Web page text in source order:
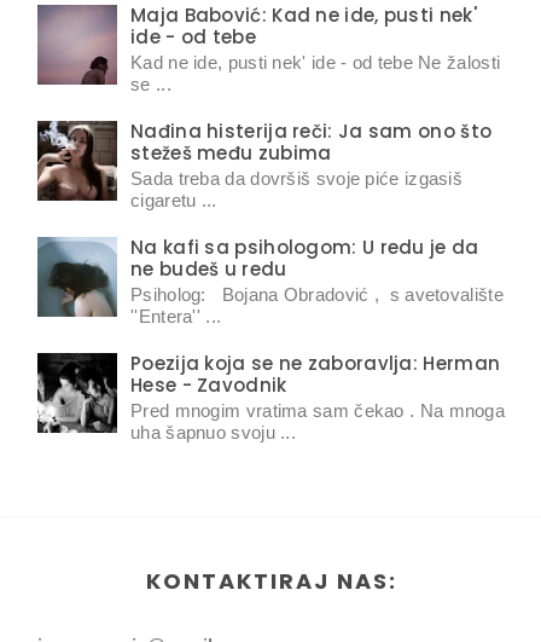
Maja Babović: Kad ne ide, pusti nek'
ide - od tebe
Kad ne ide, pusti nek' ide - od tebe Ne žalosti
se ...
Nađina histerija reči: Ja sam ono što
stežeš među zubima
Sada treba da dovršiš svoje piće izgasiš
cigaretu ...
Na kafi sa psihologom: U redu je da
ne budeš u redu
Psiholog: Bojana Obradović , s avetovalište
''Entera'' ...
Poezija koja se ne zaboravlja: Herman
Hese - Zavodnik
Pred mnogim vratima sam čekao . Na mnoga
uha šapnuo svoju ...
KONTAKTIRAJ NAS: